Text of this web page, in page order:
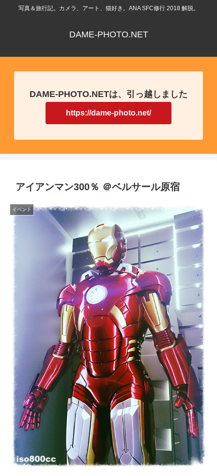
写真＆旅行記。カメラ、アート、猫好き。ANA SFC修行 2018 解脱。
DAME-PHOTO.NET
DAME-PHOTO.NETは、引っ越しました
https://dame-photo.net/
アイアンマン300％ ＠ベルサール原宿
イベント